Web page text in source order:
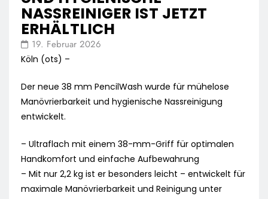
NASSREINIGER IST JETZT
ERHÄLTLICH
19. Februar 2026
Köln (ots) –
Der neue 38 mm PencilWash wurde für mühelose
Manövrierbarkeit und hygienische Nassreinigung
entwickelt.
– Ultraflach mit einem 38-mm-Griff für optimalen
Handkomfort und einfache Aufbewahrung
– Mit nur 2,2 kg ist er besonders leicht – entwickelt für
maximale Manövrierbarkeit und Reinigung unter